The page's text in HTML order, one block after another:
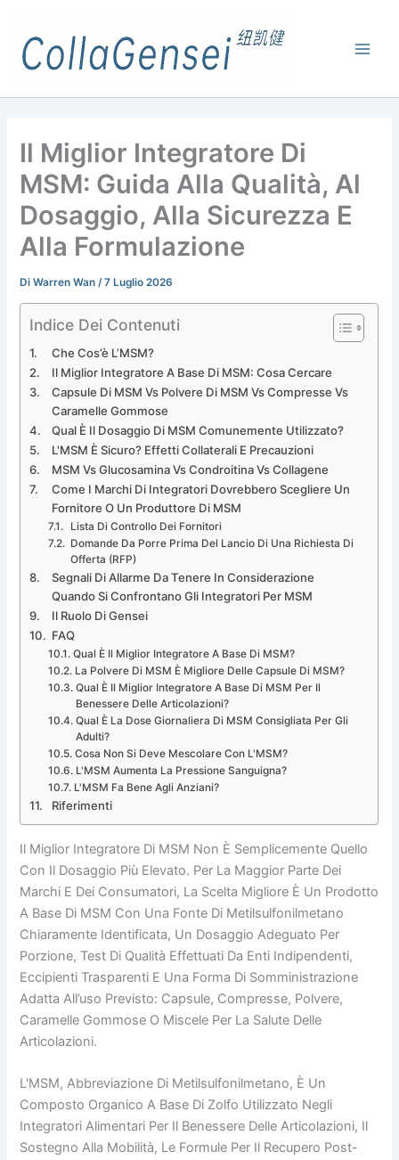
Il Miglior Integratore Di
MSM: Guida Alla Qualità, Al
Dosaggio, Alla Sicurezza E
Alla Formulazione
DiWarren Wan/7 Luglio 2026
Indice Dei Contenuti
Che Cos’è L’MSM?
Il Miglior Integratore A Base Di MSM: Cosa Cercare
Capsule Di MSM Vs Polvere Di MSM Vs Compresse Vs
Caramelle Gommose
Qual È Il Dosaggio Di MSM Comunemente Utilizzato?
L'MSM È Sicuro? Effetti Collaterali E Precauzioni
MSM Vs Glucosamina Vs Condroitina Vs Collagene
Come I Marchi Di Integratori Dovrebbero Scegliere Un
Fornitore O Un Produttore Di MSM
Lista Di Controllo Dei Fornitori
Domande Da Porre Prima Del Lancio Di Una Richiesta Di
Offerta (RFP)
Segnali Di Allarme Da Tenere In Considerazione
Quando Si Confrontano Gli Integratori Per MSM
Il Ruolo Di Gensei
FAQ
Qual È Il Miglior Integratore A Base Di MSM?
La Polvere Di MSM È Migliore Delle Capsule Di MSM?
Qual È Il Miglior Integratore A Base Di MSM Per Il
Benessere Delle Articolazioni?
Qual È La Dose Giornaliera Di MSM Consigliata Per Gli
Adulti?
Cosa Non Si Deve Mescolare Con L'MSM?
L'MSM Aumenta La Pressione Sanguigna?
L'MSM Fa Bene Agli Anziani?
Riferimenti
Il Miglior Integratore Di MSM Non È Semplicemente Quello
Con Il Dosaggio Più Elevato. Per La Maggior Parte Dei
Marchi E Dei Consumatori, La Scelta Migliore È Un Prodotto
A Base Di MSM Con Una Fonte Di Metilsulfonilmetano
Chiaramente Identificata, Un Dosaggio Adeguato Per
Porzione, Test Di Qualità Effettuati Da Enti Indipendenti,
Eccipienti Trasparenti E Una Forma Di Somministrazione
Adatta All’uso Previsto: Capsule, Compresse, Polvere,
Caramelle Gommose O Miscele Per La Salute Delle
Articolazioni.
L'MSM, Abbreviazione Di Metilsulfonilmetano, È Un
Composto Organico A Base Di Zolfo Utilizzato Negli
Integratori Alimentari Per Il Benessere Delle Articolazioni, Il
Sostegno Alla Mobilità, Le Formule Per Il Recupero Post-